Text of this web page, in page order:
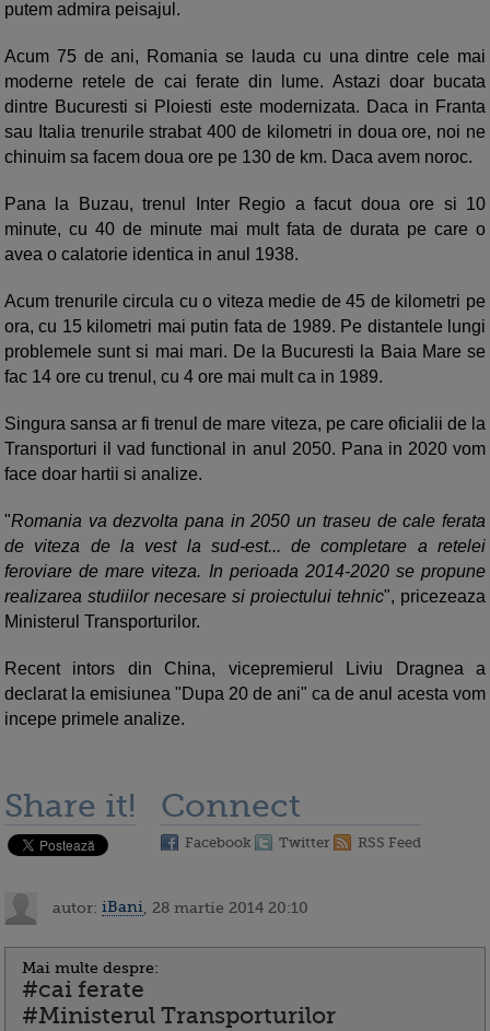
putem admira peisajul.
Acum 75 de ani, Romania se lauda cu una dintre cele mai
moderne retele de cai ferate din lume. Astazi doar bucata
dintre Bucuresti si Ploiesti este modernizata. Daca in Franta
sau Italia trenurile strabat 400 de kilometri in doua ore, noi ne
chinuim sa facem doua ore pe 130 de km. Daca avem noroc.
Pana la Buzau, trenul Inter Regio a facut doua ore si 10
minute, cu 40 de minute mai mult fata de durata pe care o
avea o calatorie identica in anul 1938.
Acum trenurile circula cu o viteza medie de 45 de kilometri pe
ora, cu 15 kilometri mai putin fata de 1989. Pe distantele lungi
problemele sunt si mai mari. De la Bucuresti la Baia Mare se
fac 14 ore cu trenul, cu 4 ore mai mult ca in 1989.
Singura sansa ar fi trenul de mare viteza, pe care oficialii de la
Transporturi il vad functional in anul 2050. Pana in 2020 vom
face doar hartii si analize.
"Romania va dezvolta pana in 2050 un traseu de cale ferata
de viteza de la vest la sud-est... de completare a retelei
feroviare de mare viteza. In perioada 2014-2020 se propune
realizarea studiilor necesare si proiectului tehnic", pricezeaza
Ministerul Transporturilor.
Recent intors din China, vicepremierul Liviu Dragnea a
declarat la emisiunea "Dupa 20 de ani" ca de anul acesta vom
incepe primele analize.
Share it! Connect
Facebook Twitter RSS Feed
autor: iBani , 28 martie 2014 20:10
Mai multe despre:
#cai ferate
#Ministerul Transporturilor